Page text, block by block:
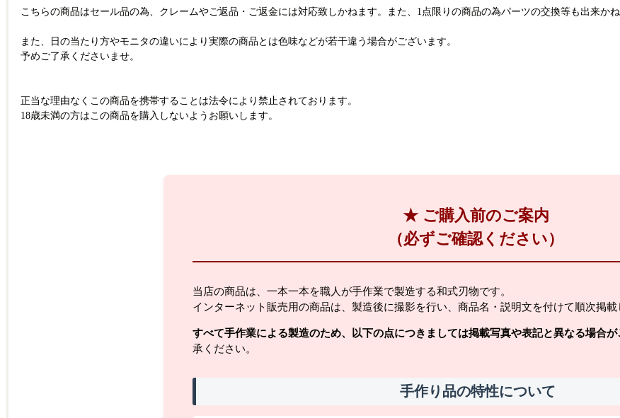
こちらの商品はセール品の為、クレームやご返品・ご返金には対応致しかねます。また、1点限りの商品の為パーツの交換等も出来か
また、日の当たり方やモニタの違いにより実際の商品とは色味などが若干違う場合がございます。
予めご了承くださいませ。
正当な理由なくこの商品を携帯することは法令により禁止されております。
18歳未満の方はこの商品を購入しないようお願いします。
★ ご購入前のご案内
（必ずご確認ください）
当店の商品は、一本一本を職人が手作業で製造する和式刃物です。
インターネット販売用の商品は、製造後に撮影を行い、商品名・説明文を付けて順次掲載
すべて手作業による製造のため、以下の点につきましては掲載写真や表記と異なる場合が
承ください。
手作り品の特性について